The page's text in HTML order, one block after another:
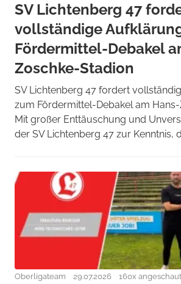
SV Lichtenberg 47
vollständige
Fördermittel-Debakel
Zoschke-Stadion
SV Lichtenberg 47 fordert
zum Fördermittel-Debakel am
Mit großer Enttäuschung und
der SV Lichtenberg 47 zur Kenntnis,
Oberligateam 29.07.2026 160x angeschaut